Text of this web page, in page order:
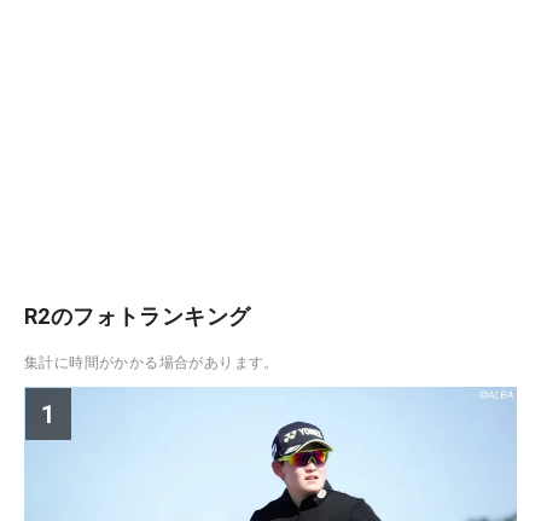
R2のフォトランキング
集計に時間がかかる場合があります。
1